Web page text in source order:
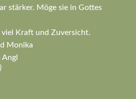
stärker. Möge sie in Gottes
Kraft und Zuversicht.
Monika